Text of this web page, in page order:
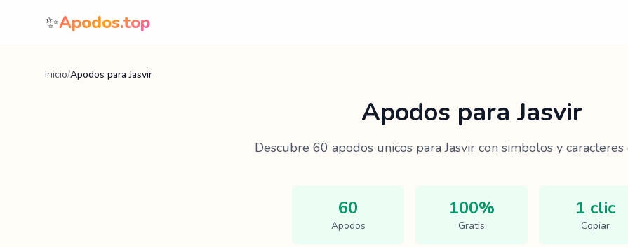
Saltar al contenido
✨Apodos.top
Inicio/Apodos para Jasvir
Apodos para Jasvir
Descubre 60 apodos unicos paraJasvir con simbolos y caracteres
60
Apodos
100%
Gratis
1 clic
Copiar